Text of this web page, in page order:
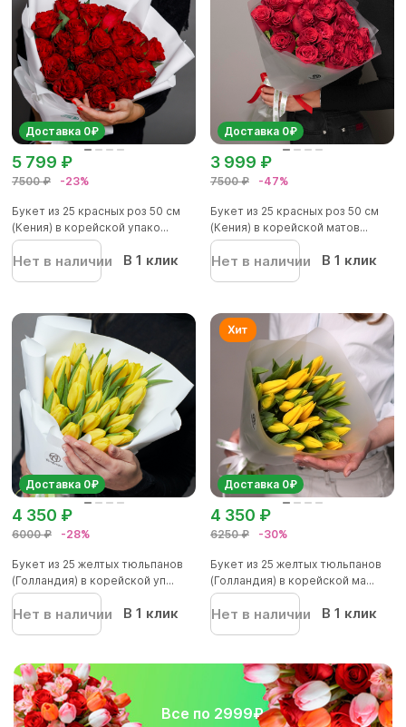
Доставка 0₽
7500 ₽ -23%
5 799 ₽
Букет из 25 красных роз 50 см
(Кения) в корейской упако...
Нет в наличии В 1 клик
Доставка 0₽
7500 ₽ -47%
3 999 ₽
Букет из 25 красных роз 50 см
(Кения) в корейской матов...
Нет в наличии В 1 клик
Доставка 0₽
6000 ₽ -28%
4 350 ₽
Букет из 25 желтых тюльпанов
(Голландия) в корейской уп...
Нет в наличии В 1 клик
Доставка 0₽
6250 ₽ -30%
4 350 ₽
Букет из 25 желтых тюльпанов
(Голландия) в корейской ма...
Нет в наличии В 1 клик
Все по 2999₽